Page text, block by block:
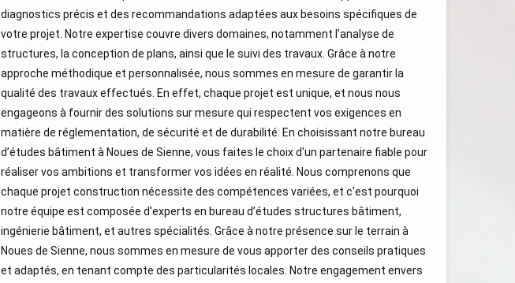
diagnostics précis et des recommandations adaptées aux besoins spécifiques de
votre projet. Notre expertise couvre divers domaines, notamment l'analyse de
structures, la conception de plans, ainsi que le suivi des travaux. Grâce à notre
approche méthodique et personnalisée, nous sommes en mesure de garantir la
qualité des travaux effectués. En effet, chaque projet est unique, et nous nous
engageons à fournir des solutions sur mesure qui respectent vos exigences en
matière de réglementation, de sécurité et de durabilité. En choisissant notre bureau
d’études bâtiment à Noues de Sienne, vous faites le choix d'un partenaire fiable pour
réaliser vos ambitions et transformer vos idées en réalité. Nous comprenons que
chaque projet construction nécessite des compétences variées, et c'est pourquoi
notre équipe est composée d'experts en bureau d’études structures bâtiment,
ingénierie bâtiment, et autres spécialités. Grâce à notre présence sur le terrain à
Noues de Sienne, nous sommes en mesure de vous apporter des conseils pratiques
et adaptés, en tenant compte des particularités locales. Notre engagement envers